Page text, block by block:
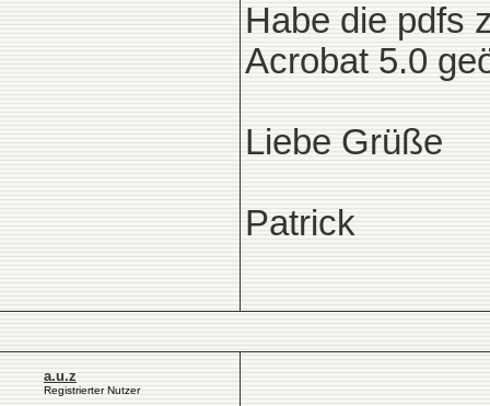
Habe die pdfs
Acrobat 5.0
Liebe Grüße
Patrick
a.u.z
Registrierter Nutzer